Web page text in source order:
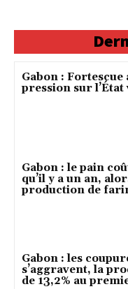
Gabon :
pression sur l’État
Gabon : le pain
qu’il y a un an,
production de
Gabon : les
s’aggravent, la
de 13,2% au